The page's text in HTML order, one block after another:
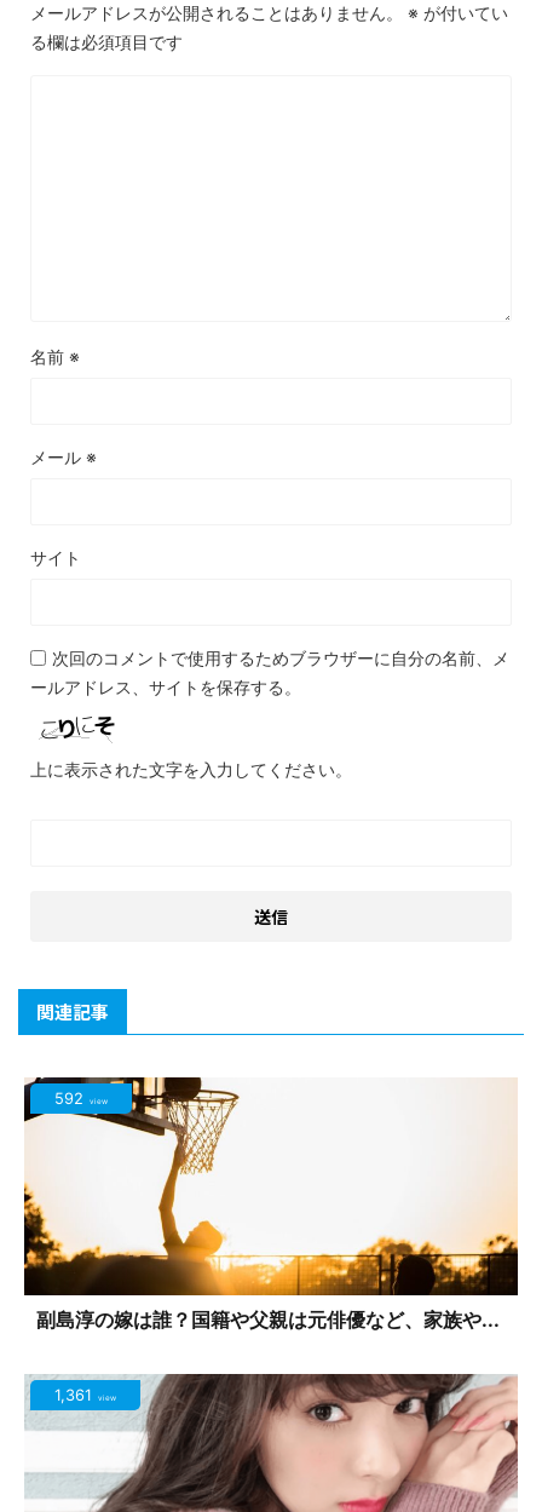
メールアドレスが公開されることはありません。 ※ が付いてい
る欄は必須項目です
名前 ※
メール ※
サイト
次回のコメントで使用するためブラウザーに自分の名前、メ
ールアドレス、サイトを保存する。
上に表示された文字を入力してください。
関連記事
592 view
副島淳の嫁は誰？国籍や父親は元俳優など、家族や...
1,361 view